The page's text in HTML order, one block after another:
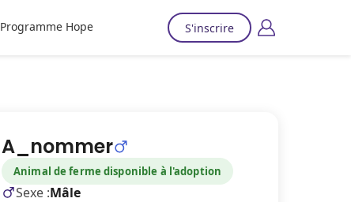
Programme Hope S'inscrire
A_nommer
Animal de ferme disponible à l'adoption
Sexe :Mâle